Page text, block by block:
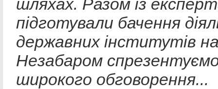
шляхах. Разом із
підготували бачення
державних інститутів на
Незабаром
широкого обговорення...